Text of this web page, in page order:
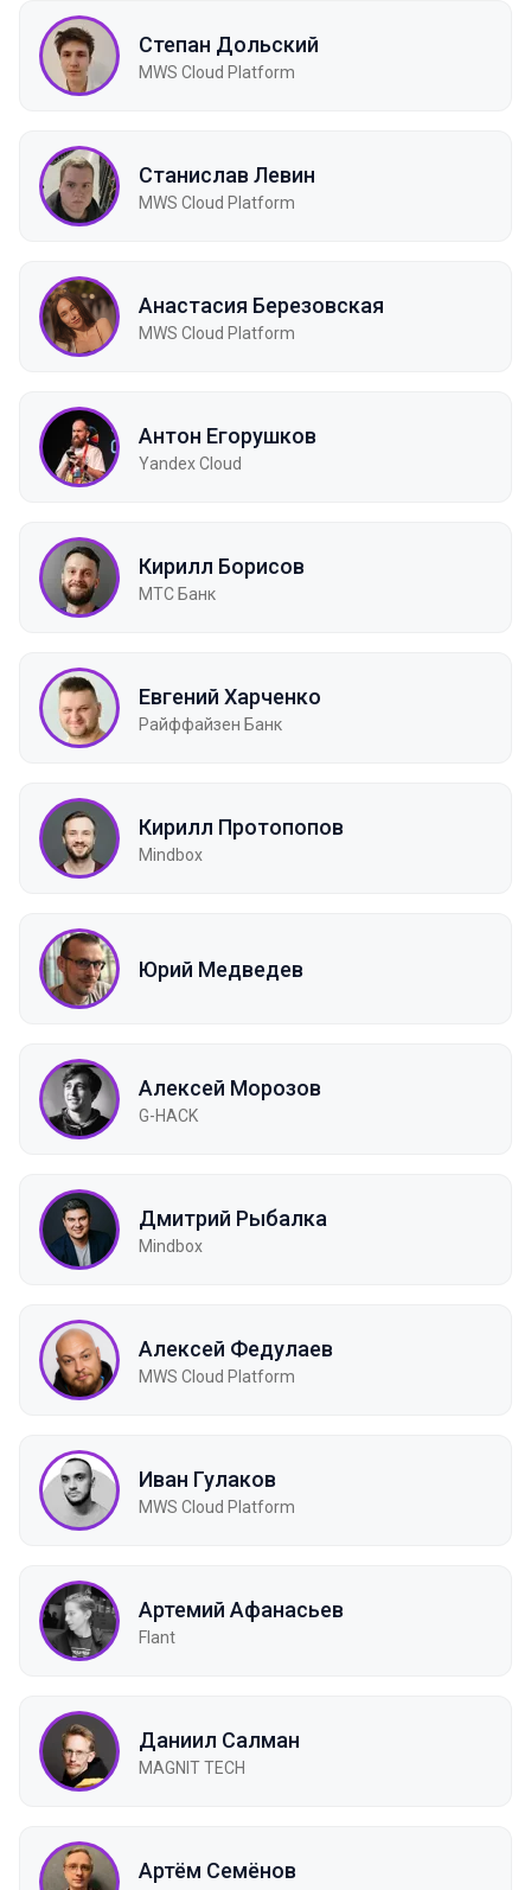
Степан Дольский
MWS Cloud Platform
Станислав Левин
MWS Cloud Platform
Анастасия Березовская
MWS Cloud Platform
Антон Егорушков
Yandex Cloud
Кирилл Борисов
МТС Банк
Евгений Харченко
Райффайзен Банк
Кирилл Протопопов
Mindbox
Юрий Медведев
Алексей Морозов
G-HACK
Дмитрий Рыбалка
Mindbox
Алексей Федулаев
MWS Cloud Platform
Иван Гулаков
MWS Cloud Platform
Артемий Афанасьев
Flant
Даниил Салман
MAGNIT TECH
Артём Семёнов